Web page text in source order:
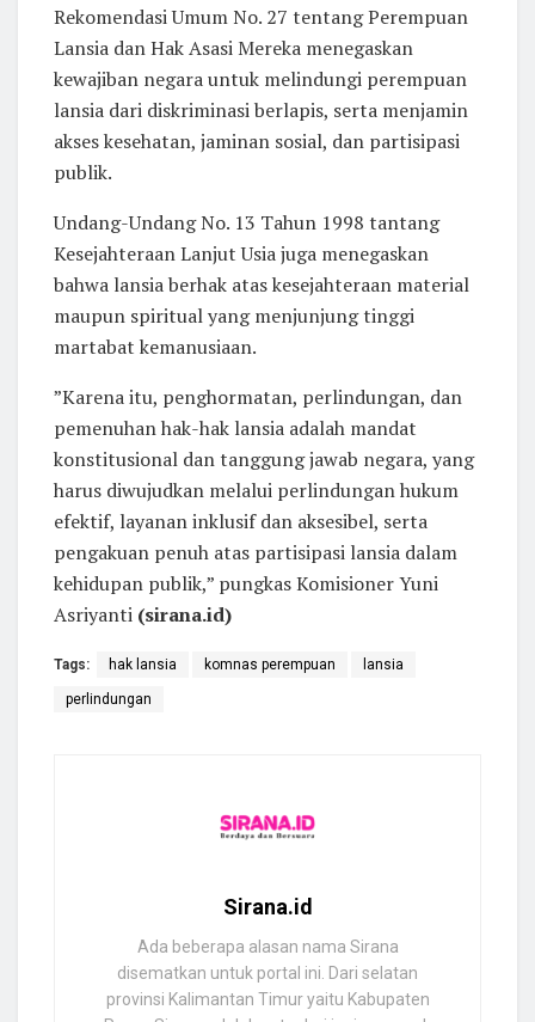
Rekomendasi Umum No. 27 tentang Perempuan
Lansia dan Hak Asasi Mereka menegaskan
kewajiban negara untuk melindungi perempuan
lansia dari diskriminasi berlapis, serta menjamin
akses kesehatan, jaminan sosial, dan partisipasi
publik.
Undang-Undang No. 13 Tahun 1998 tantang
Kesejahteraan Lanjut Usia juga menegaskan
bahwa lansia berhak atas kesejahteraan material
maupun spiritual yang menjunjung tinggi
martabat kemanusiaan.
”Karena itu, penghormatan, perlindungan, dan
pemenuhan hak-hak lansia adalah mandat
konstitusional dan tanggung jawab negara, yang
harus diwujudkan melalui perlindungan hukum
efektif, layanan inklusif dan aksesibel, serta
pengakuan penuh atas partisipasi lansia dalam
kehidupan publik,” pungkas Komisioner Yuni
Asriyanti (sirana.id)
Tags: hak lansia komnas perempuan lansia
perlindungan
Sirana.id
Ada beberapa alasan nama Sirana
disematkan untuk portal ini. Dari selatan
provinsi Kalimantan Timur yaitu Kabupaten